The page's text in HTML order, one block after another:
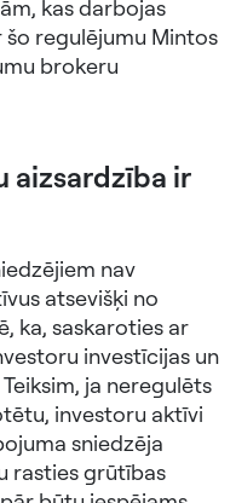
kas darbojas
šo regulējumu Mintos
brokeru
aizsardzība ir
nav
atsevišķi no
ka, saskaroties ar
investīcijas un
ja neregulēts
investoru aktīvi
sniedzēja
rasties grūtības